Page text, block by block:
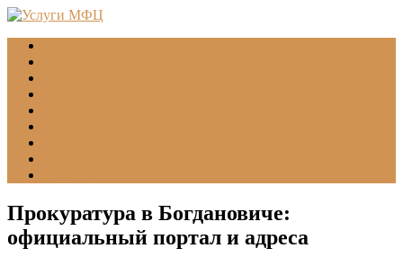
Прокуратура в Богдановиче:
официальный портал и адреса